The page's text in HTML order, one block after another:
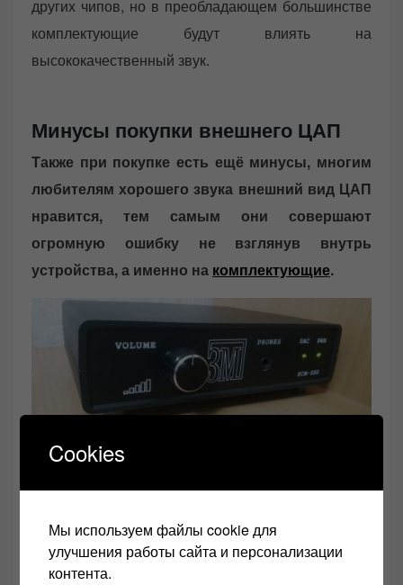
других чипов, но в преобладающем большинстве
комплектующие будут влиять на
высококачественный звук.
Минусы покупки внешнего ЦАП
Также при покупке есть ещё минусы, многим
любителям хорошего звука внешний вид ЦАП
нравится, тем самым они совершают
огромную ошибку не взглянув внутрь
устройства, а именно на комплектующие.
комплектующих все отличные, а когда приходит
устройство, при вскрытии обнаруживается совсем
Cookies
Мы используем файлы cookie для
улучшения работы сайта и персонализации
контента.